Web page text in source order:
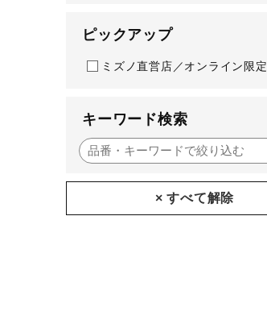
ピックアップ
ミズノ直営店／オンライン限定
キーワード検索
× すべて解除